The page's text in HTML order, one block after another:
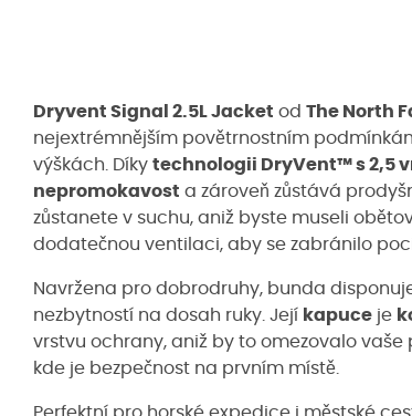
Dryvent Signal 2.5L Jacket od The North
nejextrémnějším povětrnostním
výškách. Díky technologii DryVent™ s 2,5
nepromokavost a zároveň zůstává
zůstanete v suchu, aniž byste museli
dodatečnou ventilaci, aby se zabránilo
Navržena pro dobrodruhy, bunda
nezbytností na dosah ruky. Její kapuce je
vrstvu ochrany, aniž by to omezovalo
kde je bezpečnost na prvním místě.